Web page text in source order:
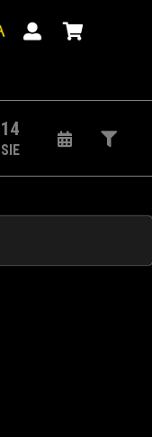
14
SIE